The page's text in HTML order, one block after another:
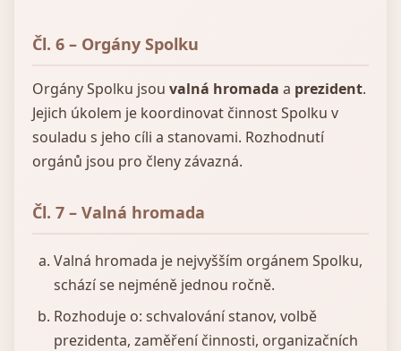
Čl. 6 – Orgány Spolku
Orgány Spolku jsou valná hromada a prezident.
Jejich úkolem je koordinovat činnost Spolku v
souladu s jeho cíli a stanovami. Rozhodnutí
orgánů jsou pro členy závazná.
Čl. 7 – Valná hromada
Valná hromada je nejvyšším orgánem Spolku,
schází se nejméně jednou ročně.
Rozhoduje o: schvalování stanov, volbě
prezidenta, zaměření činnosti, organizačních